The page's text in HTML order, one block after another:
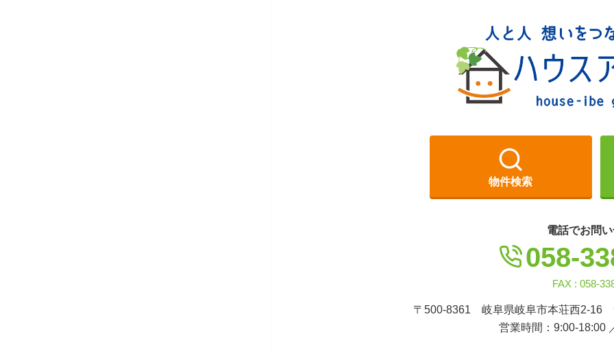
物件検索
電話でお問
058-
FAX : 058-
〒500-8361 岐阜県岐阜市本荘西2-16
営業時間：9:00-18:00